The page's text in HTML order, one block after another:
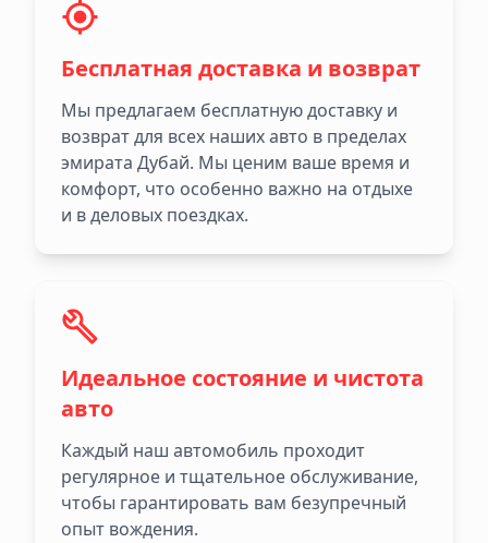
Бесплатная доставка и возврат
Мы предлагаем бесплатную доставку и
возврат для всех наших авто в пределах
эмирата Дубай. Мы ценим ваше время и
комфорт, что особенно важно на отдыхе
и в деловых поездках.
Идеальное состояние и чистота
авто
Каждый наш автомобиль проходит
регулярное и тщательное обслуживание,
чтобы гарантировать вам безупречный
опыт вождения.